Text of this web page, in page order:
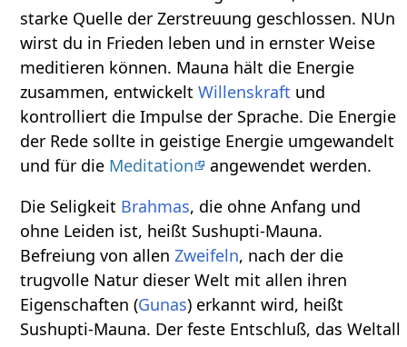
starke Quelle der Zerstreuung geschlossen. NUn
wirst du in Frieden leben und in ernster Weise
meditieren können. Mauna hält die Energie
zusammen, entwickeltWillenskraft und
kontrolliert die Impulse der Sprache. Die Energie
der Rede sollte in geistige Energie umgewandelt
und für die Meditation
angewendet werden.
Die Seligkeit Brahmas, die ohne Anfang und
ohne Leiden ist, heißt Sushupti-Mauna.
Befreiung von allenZweifeln, nach der die
trugvolle Natur dieser Welt mit allen ihren
Eigenschaften (Gunas) erkannt wird, heißt
Sushupti-Mauna. Der feste Entschluß, das Weltall